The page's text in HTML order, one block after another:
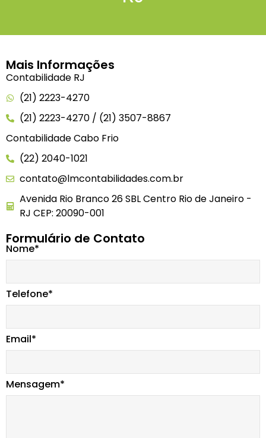
Mais Informações
Contabilidade RJ
(21) 2223-4270
(21) 2223-4270 / (21) 3507-8867
Contabilidade Cabo Frio
(22) 2040-1021
contato@lmcontabilidades.com.br
Avenida Rio Branco 26 SBL Centro Rio de Janeiro -
RJ CEP: 20090-001
Formulário de Contato
Nome*
Telefone*
Email*
Mensagem*